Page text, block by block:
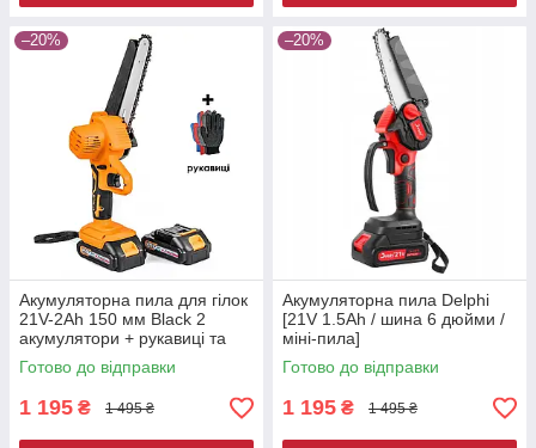
–20%
Акумуляторна пила для гілок
21V-2Ah 150 мм Black 2
акумулятори + рукавиці та
олива
Готово до відправки
1 195 ₴ 1 495 ₴
–20%
Акумуляторна пила Delphi
[21V 1.5Ah / шина 6 дюйми /
міні-пила]
Готово до відправки
1 195 ₴ 1 495 ₴